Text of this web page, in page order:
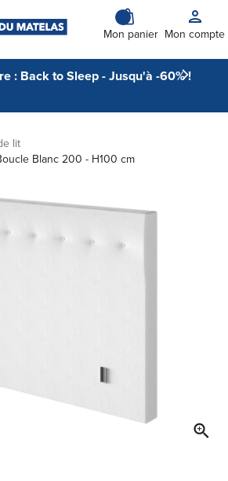
Mon panier Mon compte
: Back to Sleep - Jusqu'à -60% !
lit
Blanc 200 - H100 cm